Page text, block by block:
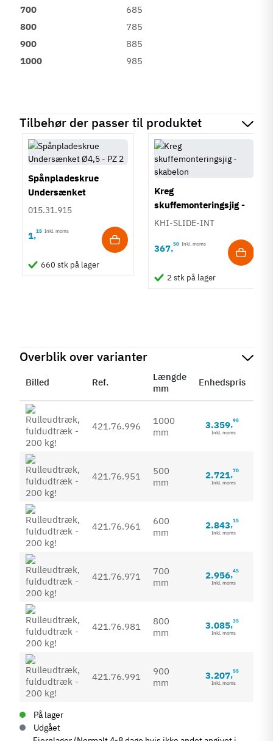
700
685
800
785
900
885
1000
985
Tilbehør der passer til produktet
Spånpladeskrue
Undersænket
Fuldgevind Ø4,5 - PZ2
015.31.915
1,15 Inkl. moms
660 stk på lager
Kreg
skuffemonteringsjig -
holder/skabelon
KHI-SLIDE-INT
367,50 Inkl. moms
2 stk på lager
Overblik over varianter
Billed Ref.
Længde
mm
Enhedspris
421.76.996
1000
mm
3.359,95
Inkl. moms
421.76.951
500
mm
2.721,70
Inkl. moms
421.76.961
600
mm
2.843,15
Inkl. moms
421.76.971
700
mm
2.956,45
Inkl. moms
421.76.981
800
mm
3.085,35
Inkl. moms
421.76.991
900
mm
3.207,55
Inkl. moms
På lager
Udgået